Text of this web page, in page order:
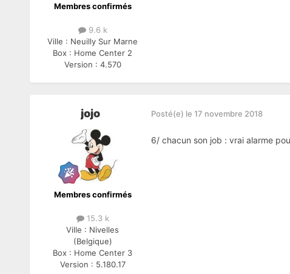
Membres confirmés
9.6 k
Ville : Neuilly Sur Marne
Box : Home Center 2
Version : 4.570
jojo
Membres confirmés
15.3 k
Ville : Nivelles
(Belgique)
Box : Home Center 3
Version : 5.180.17
Posté(e) le 17 novembre 2018
6/ chacun son job : vrai alarme